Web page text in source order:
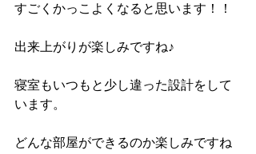
すごくかっこよくなると思います！！
出来上がりが楽しみですね♪
寝室もいつもと少し違った設計をして
います。
どんな部屋ができるのか楽しみですね